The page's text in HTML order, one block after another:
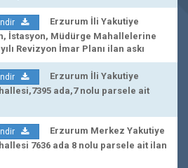
Erzurum İli Yakutiye
İstasyon, Müdürge Mahallelerine
Revizyon İmar Planı ilan askı
Erzurum İli Yakutiye
ada,7 nolu parsele ait
Erzurum Merkez Yakutiye
7636 ada 8 nolu parsele ait ilan